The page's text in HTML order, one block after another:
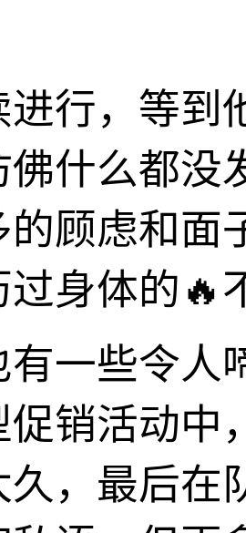
进行，等到
佛什么都没
的顾虑和面
过身体的🔥
有一些令人
促销活动中
久，最后在